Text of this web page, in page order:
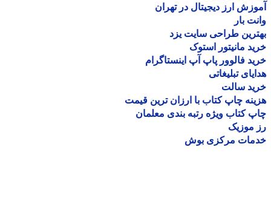
ارز دیجیتال در تهران
بار
طراحی سایت یزد
مانیتور استوک
فالوور پاپ آپ اینستاگرام
تبلیغاتی
سالت
چاپ کتاب با ارزان ترین قیمت
کتاب ویژه رتبه بندی معلمان
موزیک
مرکزی بوش